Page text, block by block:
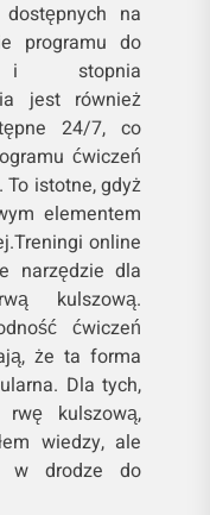
na
programu do
i stopnia
jest również
24/7, co
ćwiczeń
To istotne, gdyż
elementem
online
narzędzie dla
kulszową.
ćwiczeń
że ta forma
Dla tych,
kulszową,
wiedzy, ale
w drodze do